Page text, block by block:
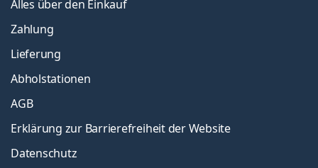
Alles über den Einkauf
Zahlung
Lieferung
Abholstationen
AGB
Erklärung zur Barrierefreiheit der Website
Datenschutz